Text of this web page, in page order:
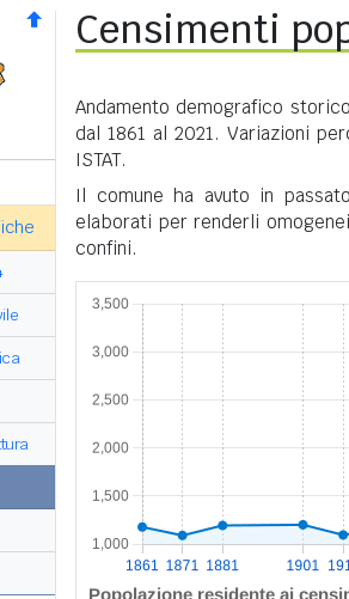
Censimenti
Andamento demografico
dal 1861 al 2021. Variazioni
ISTAT.
Il comune ha avuto in
elaborati per renderli
confini.